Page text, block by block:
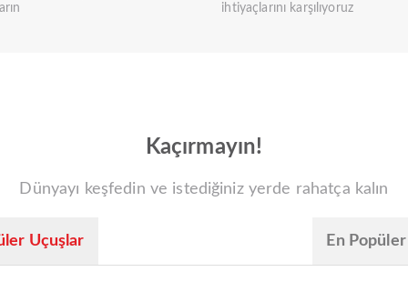
ihtiyaçlarını karşılıyoruz
Kaçırmayın!
Dünyayı keşfedin ve istediğiniz yerde rahatça kalın
Uçuşlar En